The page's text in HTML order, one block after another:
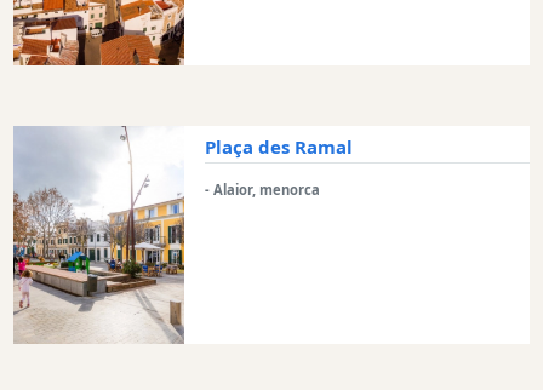
y
Excursione
en
barco
Café
y
Bar
Alimentos
Plaça des Ramal
- Alaior, menorca